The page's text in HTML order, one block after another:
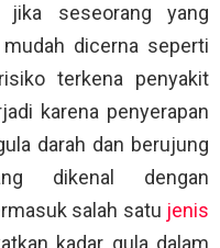
seseorang yang
dicerna seperti
terkena penyakit
karena penyerapan
darah dan berujung
dikenal dengan
salah satu jenis